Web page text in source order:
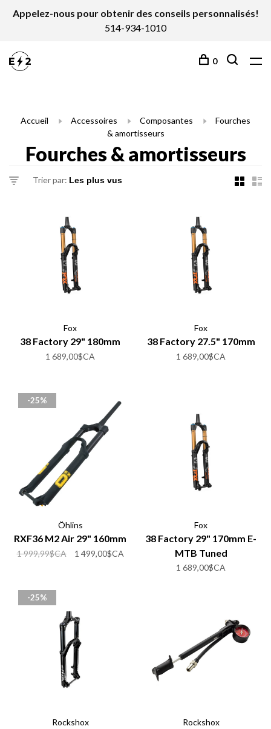
Appelez-nous pour obtenir des conseils personnalisés!
514-934-1010
0
Accueil Accessoires Composantes
Fourches
& amortisseurs
Fourches & amortisseurs
Trier par:
Fox
38 Factory 29" 180mm
1 689,00$CA
Fox
38 Factory 27.5" 170mm
1 689,00$CA
-25%
Öhlins
RXF36 M2 Air 29" 160mm
1 999,99$CA 1 499,00$CA
Fox
38 Factory 29" 170mm E-
MTB Tuned
1 689,00$CA
-25%
Rockshox Rockshox